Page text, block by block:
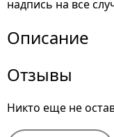
надпись на все
Описание
Отзывы
Никто еще не